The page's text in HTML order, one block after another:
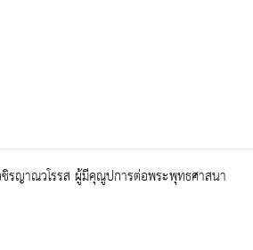
รญาณวโรรส ผู้มีคุณูปการต่อพระพุทธศาสนา